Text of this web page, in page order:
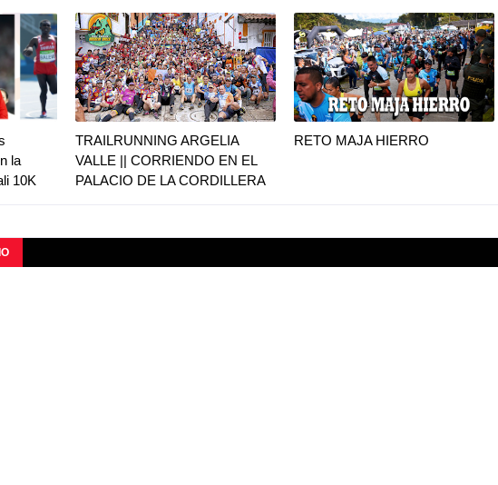
la
10K
TRAILRUNNING ARGELIA
VALLE || CORRIENDO EN EL
PALACIO DE LA CORDILLERA
RETO MAJA HIERRO